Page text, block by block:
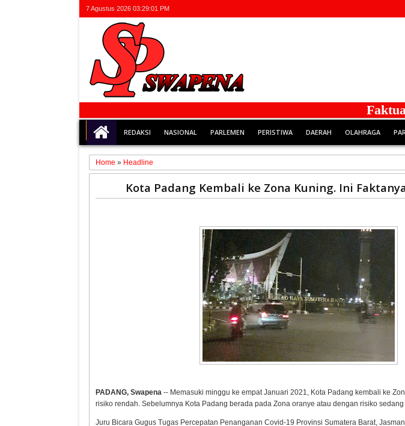
7 Agustus 2026 03:29:01 PM
Faktual
REDAKSI NASIONAL PARLEMEN PERISTIWA DAERAH OLAHRAGA
Home » Headline
Kota Padang Kembali ke Zona Kuning. Ini
PADANG, Swapena -- Memasuki minggu ke empat Januari 2021, Kota Padang kembali ke
risiko rendah. Sebelumnya Kota Padang berada pada Zona oranye atau dengan risiko sedang
Juru Bicara Gugus Tugas Percepatan Penanganan Covid-19 Provinsi Sumatera Barat,